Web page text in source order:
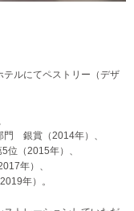
ルにてペストリー（デザ
門 銀賞（2014年）、
（2015年）、
年）、
年）。